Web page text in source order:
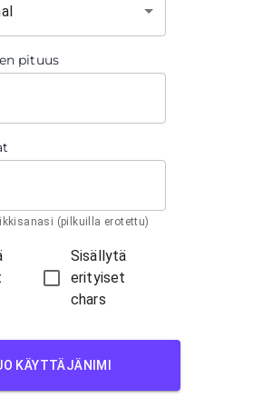
pituus
(pilkuilla erotettu)
Sisällytä
erityiset
chars
KÄYTTÄJÄNIMI